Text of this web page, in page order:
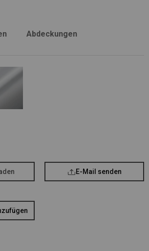
Abdeckungen
E-Mail senden